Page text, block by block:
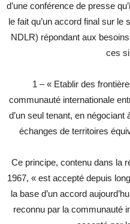
d’une conférence de presse
le fait qu’un accord final sur le
NDLR) répondant aux
ces
1 – « Etablir des
communauté internationale
d’un seul tenant, en
échanges de territoires
Ce principe, contenu dans la
1967, « est accepté depuis
la base d’un accord
reconnu par la communauté